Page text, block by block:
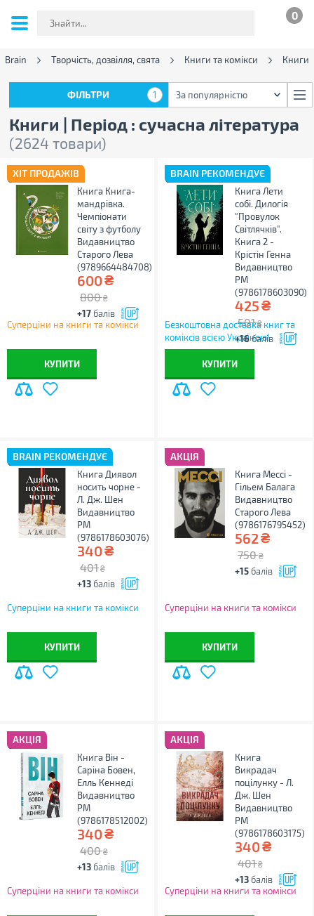
0
Brain Творчість, дозвілля, свята Книги та комікси Книги
Книги | Період : сучасна література
(2624 товари)
ФІЛЬТРИ 1 За популярністю
ХІТ ПРОДАЖІВ
Книга Книга-
мандрівка.
Чемпіонати
світу з футболу
Видавництво
Старого Лева
(9789664484708)
600₴
800 ₴
+17 балів
Суперціни на книги та комікси
КУПИТИ
BRAIN РЕКОМЕНДУЄ
Книга Лети
собі. Дилогія
"Провулок
Світлячків".
Книга 2 -
Крістін Генна
Видавництво
РМ
(9786178603090)
425₴
501 ₴
+16балів
Безкоштовна доставка книг та
коміксів всією Україною!
КУПИТИ
BRAIN РЕКОМЕНДУЄ
Книга Диявол
носить чорне -
Л. Дж. Шен
Видавництво
РМ
(9786178603076)
340₴
401 ₴
+13 балів
Суперціни на книги та комікси
КУПИТИ
АКЦІЯ
Книга Мессі -
Гільем Балага
Видавництво
Старого Лева
(9786176795452)
562₴
750 ₴
+15 балів
Суперціни на книги та комікси
КУПИТИ
АКЦІЯ
Книга Він -
Саріна Бовен,
Елль Кеннеді
Видавництво
РМ
(9786178512002)
340₴
400 ₴
+13 балів
Суперціни на книги та комікси
АКЦІЯ
Книга
Викрадач
поцілунку - Л.
Дж. Шен
Видавництво
РМ
(9786178603175)
340₴
401 ₴
+13 балів
Суперціни на книги та комікси
ФІЛЬТРИ 1 За популярністю